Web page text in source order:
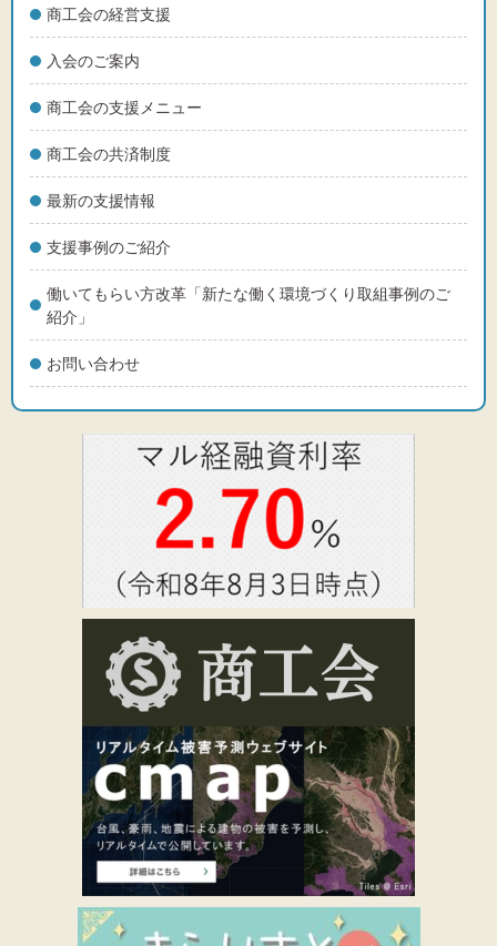
商工会の経営支援
入会のご案内
商工会の支援メニュー
商工会の共済制度
最新の支援情報
支援事例のご紹介
働いてもらい方改革「新たな働く環境づくり取組事例のご
紹介」
お問い合わせ